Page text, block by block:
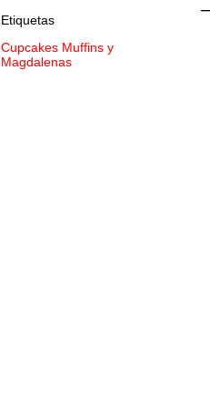
Etiquetas
Cupcakes Muffins y
Magdalenas